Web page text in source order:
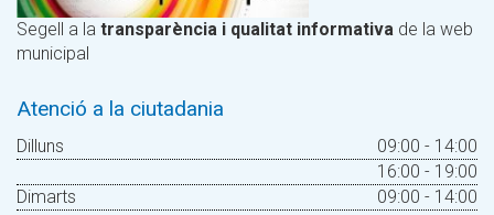
Segell a la transparència i qualitat informativa de la web
municipal
Atenció a la ciutadania
Dilluns
09:00 - 14:00
16:00 - 19:00
Dimarts
09:00 - 14:00